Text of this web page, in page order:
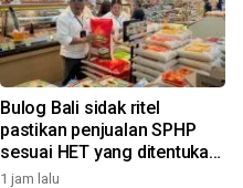
Bulog Bali sidak ritel
pastikan penjualan SPHP
sesuai HET yang ditentukan
pemerintah
1 jam lalu